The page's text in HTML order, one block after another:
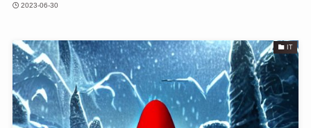
2023-06-30
IT